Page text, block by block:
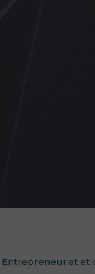
Entrepreneuriat et